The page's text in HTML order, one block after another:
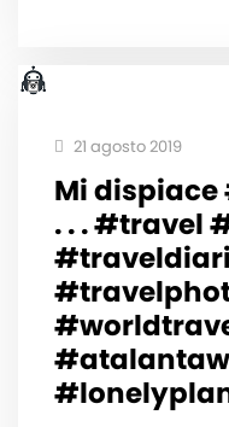
21 agosto 2019
Mi
️. . . #travel